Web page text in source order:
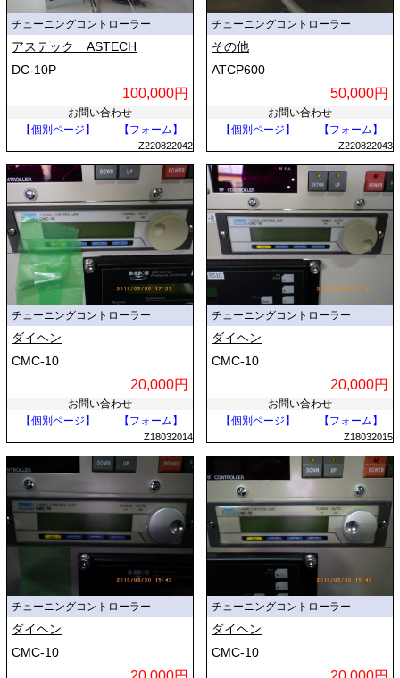
チューニングコントローラー
アステック ASTECH
DC-10P
100,000円
お問い合わせ
【個別ページ】
【フォーム】
Z220822042
チューニングコントローラー
その他
ATCP600
50,000円
お問い合わせ
【個別ページ】
【フォーム】
Z220822043
チューニングコントローラー
ダイヘン
CMC-10
20,000円
お問い合わせ
【個別ページ】
【フォーム】
Z18032014
チューニングコントローラー
ダイヘン
CMC-10
20,000円
お問い合わせ
【個別ページ】
【フォーム】
Z18032015
チューニングコントローラー
ダイヘン
CMC-10
チューニングコントローラー
ダイヘン
CMC-10